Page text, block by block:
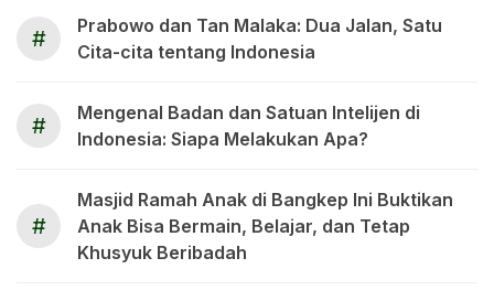
#
Prabowo dan Tan Malaka: Dua Jalan, Satu
Cita-cita tentang Indonesia
#
Mengenal Badan dan Satuan Intelijen di
Indonesia: Siapa Melakukan Apa?
#
Masjid Ramah Anak di Bangkep Ini Buktikan
Anak Bisa Bermain, Belajar, dan Tetap
Khusyuk Beribadah